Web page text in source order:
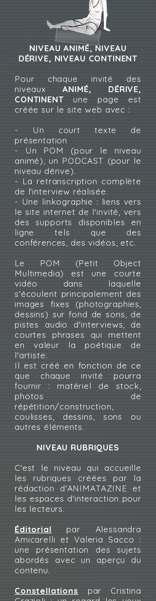
NIVEAU ANIMÉ, NIVEAU
DÉRIVE, NIVEAU CONTINENT
Pour chaque invité des
niveauxANIMÉ,
DÉRIVE,
CONTINENTune page est
créée sur le site web avec :
- Un court texte de
présentation
- Un POM (pour le niveau
animé), un PODCAST (pour le
niveau dérive).
- La retranscription complète
de l'interview réalisée.
- Une linkographie : liens vers
le site internet de l'invité, vers
des supports disponibles en
ligne tels que des
conférences, des vidéos, etc.
Le POM (Petit Object
Multimedia) est une courte
vidéo dans laquelle
s'écoulent principalement des
images fixes (photographies,
dessins) sur fond de sons, de
pistes audio d'interviews, de
courtes phrases qui mettent
en valeur la poétique de
l'artiste.
Il est créé en fonction de ce
que chaque invité pourra
fournir : matériel de stock,
photos de
répétition/construction,
coulisses, dessins, sons ou
autres éléments.
NIVEAU RUBRIQUES
C'est le niveau qui accueille
les rubriques créées par la
rédaction d'ANIMATAZINE et
les espaces d'interaction pour
les lecteurs.
Éditorialpar Alessandra
Amicarelli et Valeria Sacco :
une présentation des sujets
abordés avec un aperçu du
contenu.
Constellations
par Cristina